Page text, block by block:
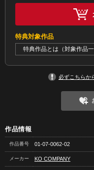
特典対象作品
特典作品とは（対象作品一
必ずこちらか
作品情報
作品番号 01-07-0062-02
メーカー KO COMPANY